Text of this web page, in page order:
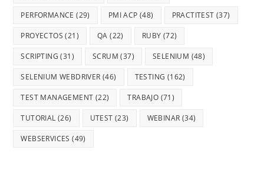
PERFORMANCE (29) PMI ACP (48) PRACTITEST (37)
PROYECTOS (21) QA (22) RUBY (72)
SCRIPTING (31) SCRUM (37) SELENIUM (48)
SELENIUM WEBDRIVER (46) TESTING (162)
TEST MANAGEMENT (22) TRABAJO (71)
TUTORIAL (26) UTEST (23) WEBINAR (34)
WEBSERVICES (49)